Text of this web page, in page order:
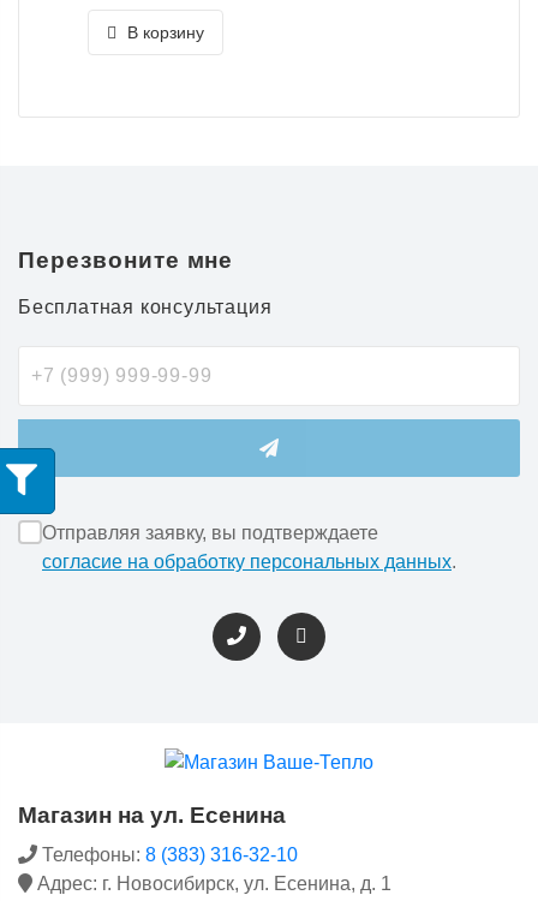
В корзину
Перезвоните мне
Бесплатная консультация
Отправляя заявку, вы подтверждаете
согласие на обработку персональных данных.
Магазин на ул. Есенина
Телефоны: 8 (383) 316-32-10
Адрес: г. Новосибирск, ул. Есенина, д. 1